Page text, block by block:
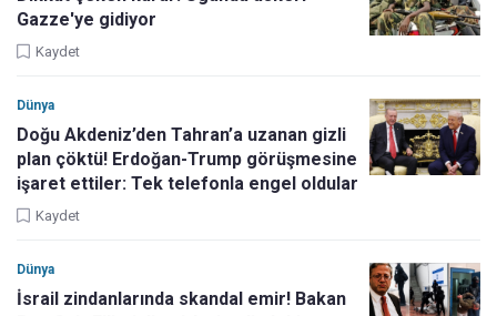
Gazze'ye gidiyor
Kaydet
Dünya
Doğu Akdeniz’den Tahran’a uzanan gizli
plan çöktü! Erdoğan-Trump görüşmesine
işaret ettiler: Tek telefonla engel oldular
Kaydet
Dünya
İsrail zindanlarında skandal emir! Bakan